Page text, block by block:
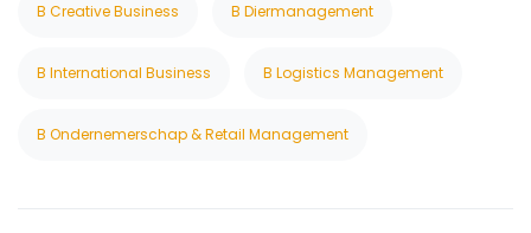
B Creative Business B Diermanagement
B International Business B Logistics Management
B Ondernemerschap & Retail Management